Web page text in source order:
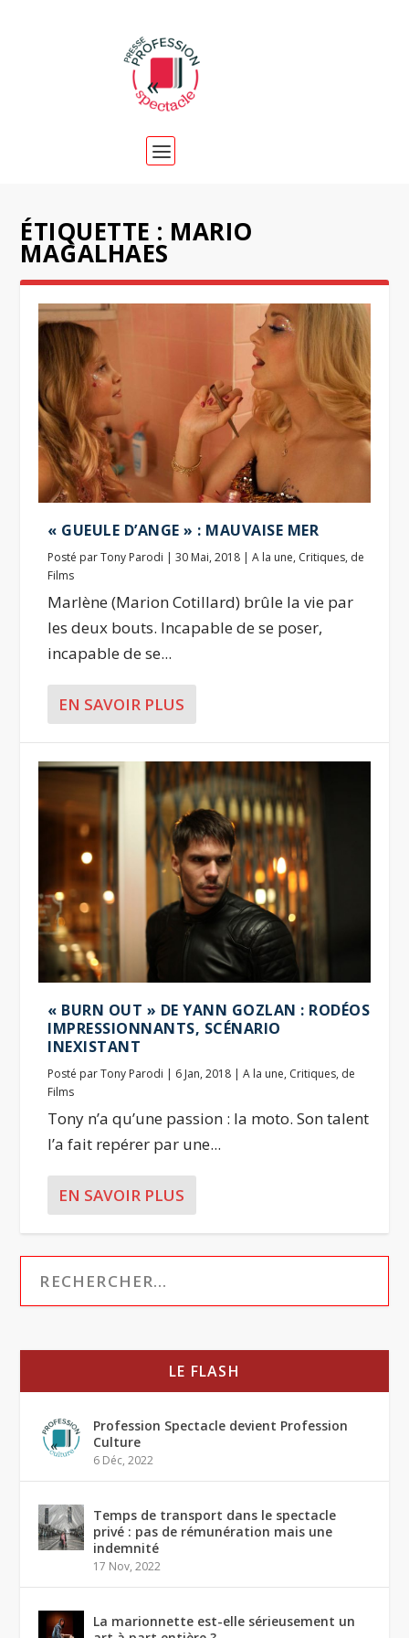
ÉTIQUETTE : MARIO
MAGALHAES
« GUEULE D’ANGE » : MAUVAISE MER
Posté parTony Parodi |30 Mai, 2018 |A la une, Critiques, de
Films
Marlène (Marion Cotillard) brûle la vie par
les deux bouts. Incapable de se poser,
incapable de se...
EN SAVOIR PLUS
« BURN OUT » DE YANN GOZLAN : RODÉOS
IMPRESSIONNANTS, SCÉNARIO
INEXISTANT
Posté parTony Parodi | 6 Jan, 2018 |A la une, Critiques, de
Films
Tony n’a qu’une passion : la moto. Son talent
l’a fait repérer par une...
EN SAVOIR PLUS
LE FLASH
Profession Spectacle devient Profession
Culture
6 Déc, 2022
Temps de transport dans le spectacle
privé : pas de rémunération mais une
indemnité
17 Nov, 2022
La marionnette est-elle sérieusement un